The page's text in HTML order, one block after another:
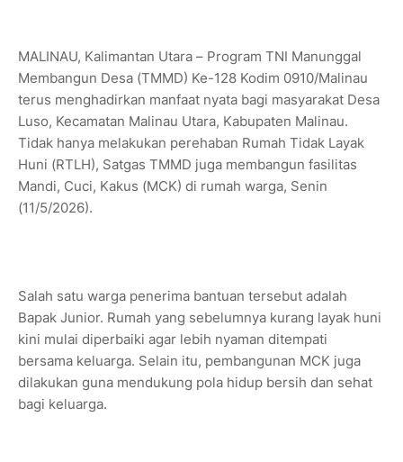
MALINAU, Kalimantan Utara – Program TNI Manunggal
Membangun Desa (TMMD) Ke-128 Kodim 0910/Malinau
terus menghadirkan manfaat nyata bagi masyarakat Desa
Luso, Kecamatan Malinau Utara, Kabupaten Malinau.
Tidak hanya melakukan perehaban Rumah Tidak Layak
Huni (RTLH), Satgas TMMD juga membangun fasilitas
Mandi, Cuci, Kakus (MCK) di rumah warga, Senin
(11/5/2026).
Salah satu warga penerima bantuan tersebut adalah
Bapak Junior. Rumah yang sebelumnya kurang layak huni
kini mulai diperbaiki agar lebih nyaman ditempati
bersama keluarga. Selain itu, pembangunan MCK juga
dilakukan guna mendukung pola hidup bersih dan sehat
bagi keluarga.